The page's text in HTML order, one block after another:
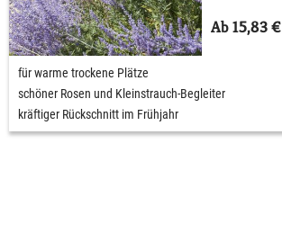
Ab 15,83 €
für warme trockene Plätze
schöner Rosen und Kleinstrauch-Begleiter
kräftiger Rückschnitt im Frühjahr